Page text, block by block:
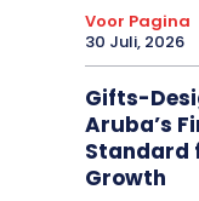
Voor Pagina
30 Juli, 2026
Gifts-
Aruba’s
Standard
Growth